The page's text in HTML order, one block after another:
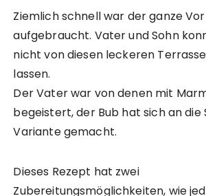
Ziemlich schnell war der ganze
aufgebraucht. Vater und Sohn
nicht von diesen leckeren
lassen.
Der Vater war von denen mit
begeistert, der Bub hat sich an die
Variante gemacht.
Dieses Rezept hat zwei
Zubereitungsmöglichkeiten, wie